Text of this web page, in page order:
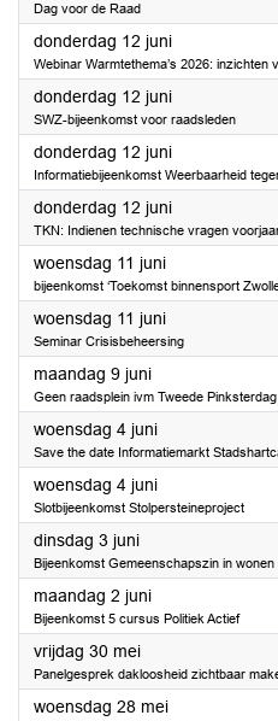
Dag voor de Raad
donderdag 12 juni2025
Webinar Warmtethema’s 2026: inzichten
donderdag 12 juni2025
SWZ-bijeenkomst voor raadsleden
donderdag 12 juni2025
Informatiebijeenkomst Weerbaarheid
donderdag 12 juni2025
TKN: Indienen technische vragen
woensdag 11 juni2025
bijeenkomst ‘Toekomst binnensport
woensdag 11 juni2025
Seminar Crisisbeheersing
maandag 9 juni2025
Geen raadsplein ivm Tweede Pinksterdag
woensdag 4 juni2025
Save the date Informatiemarkt
woensdag 4 juni2025
Slotbijeenkomst Stolpersteineproject
dinsdag 3 juni2025
Bijeenkomst Gemeenschapszin in
maandag 2 juni2025
Bijeenkomst 5 cursus Politiek Actief
vrijdag 30 mei2025
Panelgesprek dakloosheid zichtbaar
woensdag 28 mei2025